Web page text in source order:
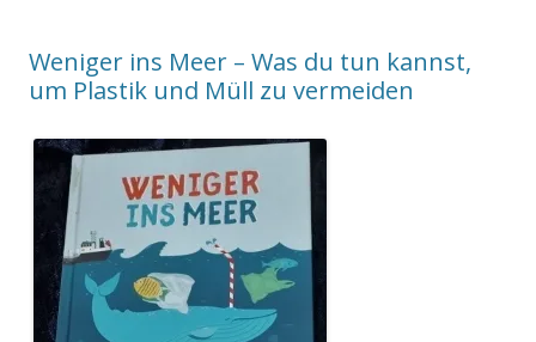
Weniger ins Meer – Was du tun kannst,
um Plastik und Müll zu vermeiden